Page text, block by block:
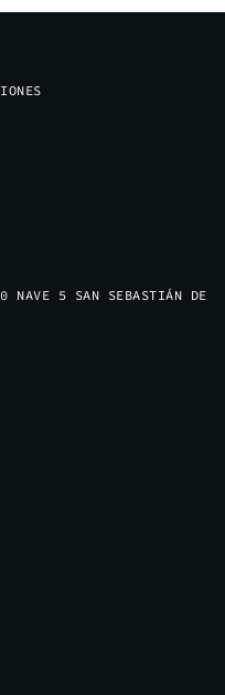
NAVE 5 SAN SEBASTIÁN DE